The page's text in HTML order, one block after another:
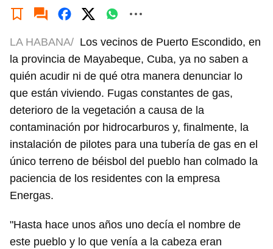
LA HABANA/ Los vecinos de Puerto Escondido, en
la provincia de Mayabeque, Cuba, ya no saben a
quién acudir ni de qué otra manera denunciar lo
que están viviendo. Fugas constantes de gas,
deterioro de la vegetación a causa de la
contaminación por hidrocarburos y, finalmente, la
instalación de pilotes para una tubería de gas en el
único terreno de béisbol del pueblo han colmado la
paciencia de los residentes con la empresa
Energas.
"Hasta hace unos años uno decía el nombre de
este pueblo y lo que venía a la cabeza eran